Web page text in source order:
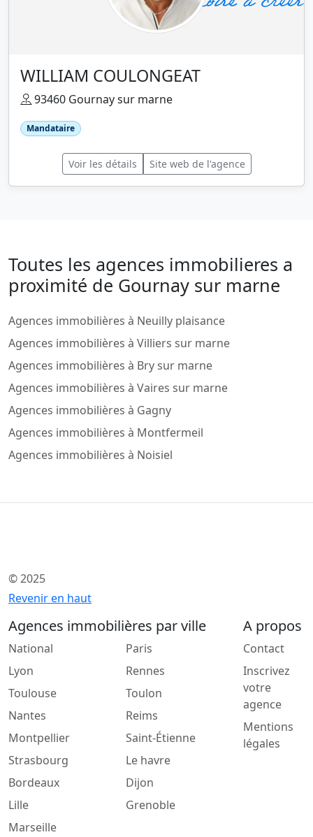
WILLIAM COULONGEAT
93460 Gournay sur marne
Mandataire
Voir les détails Site web de l'agence
Toutes les agences immobilieres a
proximité de Gournay sur marne
Agences immobilières à Neuilly plaisance
Agences immobilières à Villiers sur marne
Agences immobilières à Bry sur marne
Agences immobilières à Vaires sur marne
Agences immobilières à Gagny
Agences immobilières à Montfermeil
Agences immobilières à Noisiel
© 2025
Revenir en haut
Agences immobilières par ville
National
Lyon
Toulouse
Nantes
Montpellier
Strasbourg
Bordeaux
Lille
Marseille
Paris
Rennes
Toulon
Reims
Saint-Étienne
Le havre
Dijon
Grenoble
A propos
Contact
Inscrivez
votre
agence
Mentions
légales